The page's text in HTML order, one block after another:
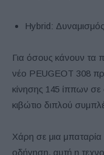
Hybrid:
Για όσους κάνουν τα
νέο PEUGEOT 308
κίνησης 145 ίππων
κιβώτιο διπλού
Χάρη σε μια μπαταρία
οδήγηση, αυτή η